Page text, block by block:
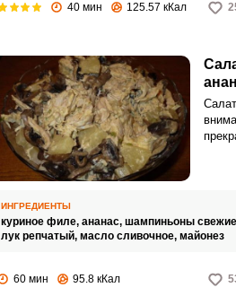
40 мин 125.57 кКал
ИНГРЕДИЕНТЫ
куриное филе, ананас, шампиньоны
лук репчатый, масло сливочное, майонез
60 мин 95.8 кКал